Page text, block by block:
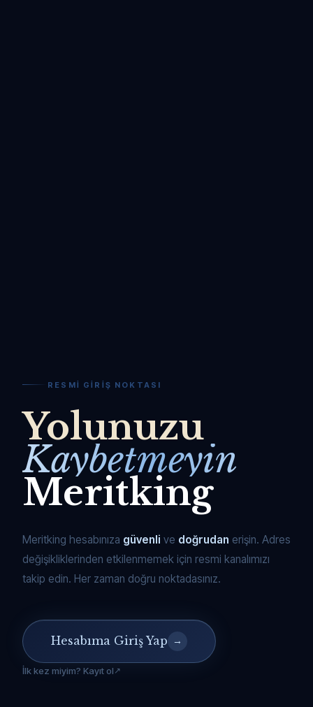
RESMI GIRIŞ NOKTASI
Yolunuzu
Kaybetmeyin
Meritking
Meritking hesabınıza güvenli ve doğrudan erişin. Adres
değişikliklerinden etkilenmemek için resmi kanalımızı
takip edin. Her zaman doğru noktadasınız.
Hesabıma Giriş Yap →
İlk kez miyim? Kayıt ol